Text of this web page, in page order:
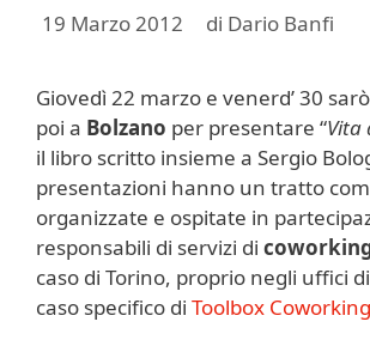
19 Marzo 2012 di Dario Banfi
Giovedì 22 marzo e venerd’ 30
poi a Bolzano per presentare “Vita
il libro scritto insieme a Sergio
presentazioni hanno un tratto
organizzate e ospitate in
responsabili di servizi di
caso di Torino, proprio negli uffici
caso specifico di Toolbox Coworking